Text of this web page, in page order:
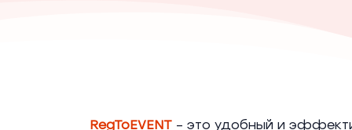
RegToEVENT – это удобный и